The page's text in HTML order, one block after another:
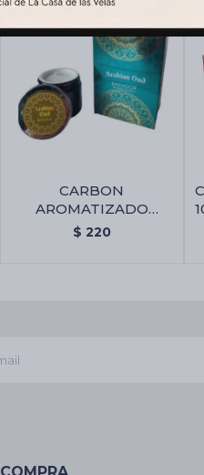
CARBON
AROMATIZADO
BAKHOOR - Arabian
$ 220
COMPRA